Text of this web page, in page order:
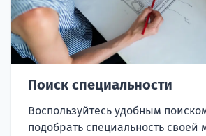
Поиск специальности
Воспользуйтесь удобным
подобрать специальность своей